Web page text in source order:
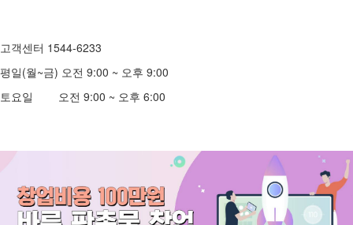
고객센터 1544-6233
평일(월~금) 오전 9:00 ~ 오후 9:00
토요일 오전 9:00 ~ 오후 6:00